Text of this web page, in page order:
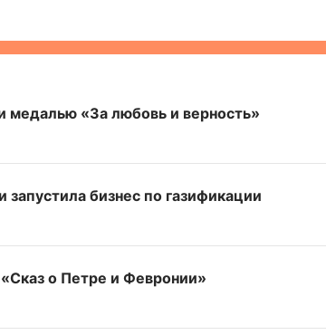
медалью «За любовь и верность»
бизнес по газификации
о Петре и Февронии»